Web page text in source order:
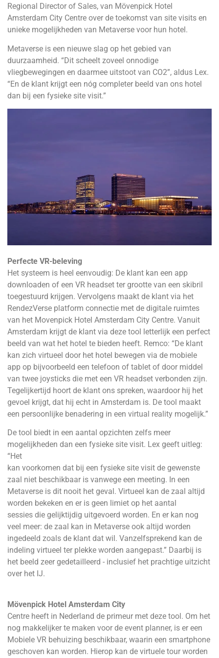
Regional Director of Sales, van Mövenpick Hotel
Amsterdam City Centre over de toekomst van site visits en
unieke mogelijkheden van Metaverse voor hun hotel.
Metaverse is een nieuwe slag op het gebied van
duurzaamheid. “Dit scheelt zoveel onnodige
vliegbewegingen en daarmee uitstoot van CO2”, aldus Lex.
“En de klant krijgt een nóg completer beeld van ons hotel
dan bij een fysieke site visit.”
Perfecte VR-beleving
Het systeem is heel eenvoudig: De klant kan een app
downloaden of een VR headset ter grootte van een skibril
toegestuurd krijgen. Vervolgens maakt de klant via het
RendezVerse platform connectie met de digitale ruimtes
van het Movenpick Hotel Amsterdam City Centre. Vanuit
Amsterdam krijgt de klant via deze tool letterlijk een perfect
beeld van wat het hotel te bieden heeft. Remco: “De klant
kan zich virtueel door het hotel bewegen via de mobiele
app op bijvoorbeeld een telefoon of tablet of door middel
van twee joysticks die met een VR headset verbonden zijn.
Tegelijkertijd hoort de klant ons spreken, waardoor hij het
gevoel krijgt, dat hij echt in Amsterdam is. De tool maakt
een persoonlijke benadering in een virtual reality mogelijk.”
De tool biedt in een aantal opzichten zelfs meer
mogelijkheden dan een fysieke site visit. Lex geeft uitleg:
“Het
kan voorkomen dat bij een fysieke site visit de gewenste
zaal niet beschikbaar is vanwege een meeting. In een
Metaverse is dit nooit het geval. Virtueel kan de zaal altijd
worden bekeken en er is geen limiet op het aantal
sessies die gelijktijdig uitgevoerd worden. En er kan nog
veel meer: de zaal kan in Metaverse ook altijd worden
ingedeeld zoals de klant dat wil. Vanzelfsprekend kan de
indeling virtueel ter plekke worden aangepast.” Daarbij is
het beeld zeer gedetailleerd - inclusief het prachtige uitzicht
over het IJ.
Mövenpick Hotel Amsterdam City
Centre heeft in Nederland de primeur met deze tool. Om het
nog makkelijker te maken voor de event planner, is er een
Mobiele VR behuizing beschikbaar, waarin een smartphone
geschoven kan worden. Hierop kan de virtuele tour worden